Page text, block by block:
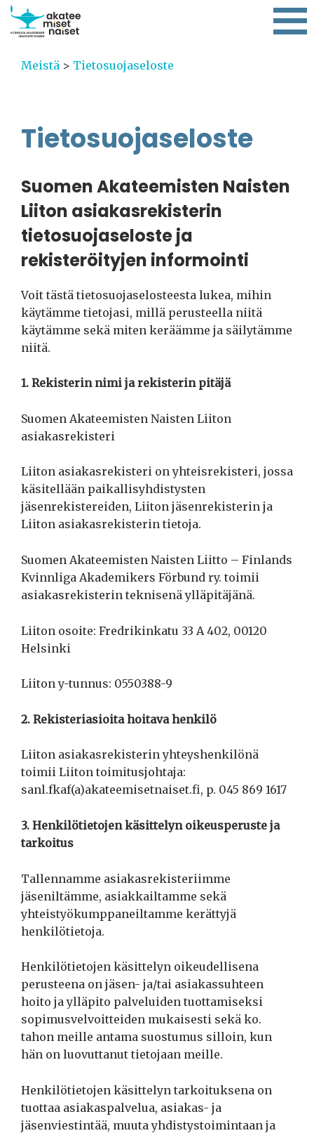
Meistä > Tietosuojaseloste
Tietosuojaseloste
Suomen Akateemisten Naisten
Liiton asiakasrekisterin
tietosuojaseloste ja
rekisteröityjen informointi
Voit tästä tietosuojaselosteesta lukea, mihin
käytämme tietojasi, millä perusteella niitä
käytämme sekä miten keräämme ja säilytämme
niitä.
1. Rekisterin nimi ja rekisterin pitäjä
Suomen Akateemisten Naisten Liiton
asiakasrekisteri
Liiton asiakasrekisteri on yhteisrekisteri, jossa
käsitellään paikallisyhdistysten
jäsenrekistereiden, Liiton jäsenrekisterin ja
Liiton asiakasrekisterin tietoja.
Suomen Akateemisten Naisten Liitto – Finlands
Kvinnliga Akademikers Förbund ry. toimii
asiakasrekisterin teknisenä ylläpitäjänä.
Liiton osoite: Fredrikinkatu 33 A 402, 00120
Helsinki
Liiton y-tunnus: 0550388-9
2. Rekisteriasioita hoitava henkilö
Liiton asiakasrekisterin yhteyshenkilönä
toimii Liiton toimitusjohtaja:
sanl.fkaf(a)akateemisetnaiset.fi, p. 045 869 1617
3. Henkilötietojen käsittelyn oikeusperuste ja
tarkoitus
Tallennamme asiakasrekisteriimme
jäseniltämme, asiakkailtamme sekä
yhteistyökumppaneiltamme kerättyjä
henkilötietoja.
Henkilötietojen käsittelyn oikeudellisena
perusteena on jäsen- ja/tai asiakassuhteen
hoito ja ylläpito palveluiden tuottamiseksi
sopimusvelvoitteiden mukaisesti sekä ko.
tahon meille antama suostumus silloin, kun
hän on luovuttanut tietojaan meille.
Henkilötietojen käsittelyn tarkoituksena on
tuottaa asiakaspalvelua, asiakas- ja
jäsenviestintää, muuta yhdistystoimintaan ja